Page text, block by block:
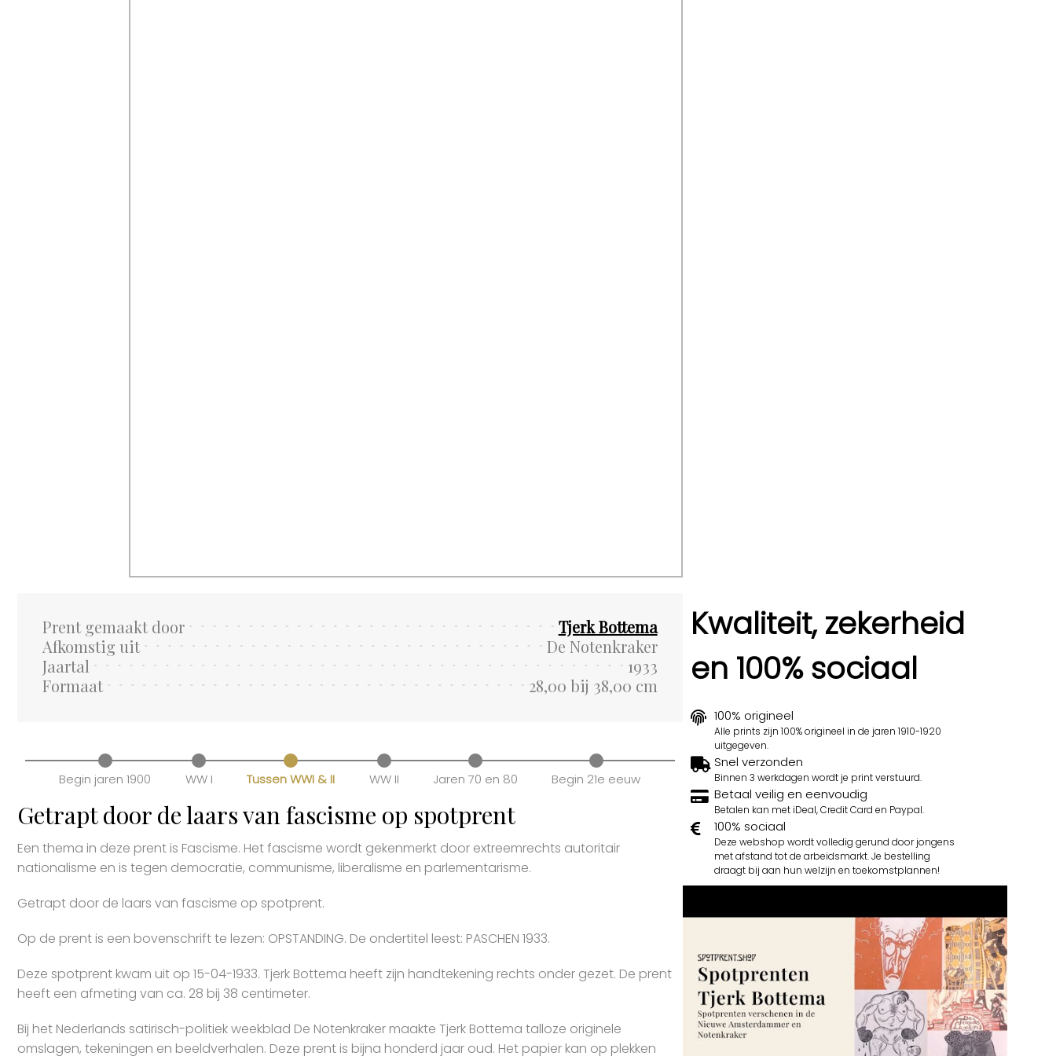
Prent gemaakt door
Tjerk Bottema
Afkomstig uit
De Notenkraker
Jaartal
1933
Formaat
28,00 bij 38,00 cm
Begin jaren 1900 WW I Tussen WWI & II WW II Jaren 70 en 80 Begin 21e eeuw
Getrapt door de laars van fascisme op spotprent
Een thema in deze prent is Fascisme. Het fascisme wordt gekenmerkt door extreemrechts autoritair
nationalisme en is tegen democratie, communisme, liberalisme en parlementarisme.
Getrapt door de laars van fascisme op spotprent.
Op de prent is een bovenschrift te lezen: OPSTANDING. De ondertitel leest: PASCHEN 1933.
Deze spotprent kwam uit op 15-04-1933. Tjerk Bottema heeft zijn handtekening rechts onder gezet. De prent
heeft een afmeting van ca. 28 bij 38 centimeter.
Bij het Nederlands satirisch-politiek weekblad De Notenkraker maakte Tjerk Bottema talloze originele
omslagen, tekeningen en beeldverhalen. Deze prent is bijna honderd jaar oud. Het papier kan op plekken
Kwaliteit, zekerheid
en 100% sociaal
100% origineel
Alle prints zijn 100% origineel in de jaren 1910-1920
uitgegeven.
Snel verzonden
Binnen 3 werkdagen wordt je print verstuurd.
Betaal veilig en eenvoudig
Betalen kan met iDeal, Credit Card en Paypal.
100% sociaal
Deze webshop wordt volledig gerund door jongens
met afstand tot de arbeidsmarkt. Je bestelling
draagt bij aan hun welzijn en toekomstplannen!